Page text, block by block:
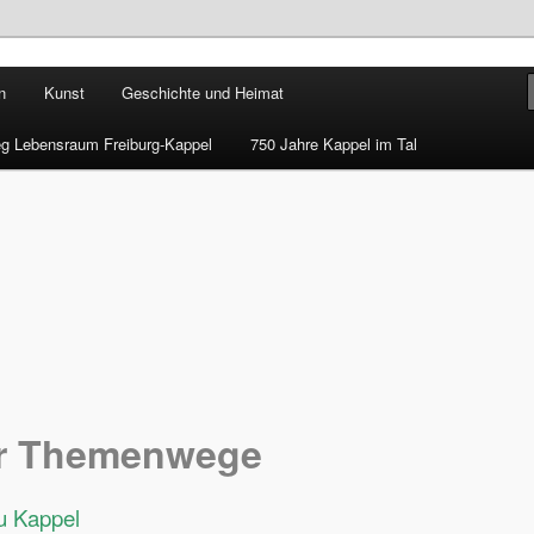
Kunst Geschichte und Heimat
Lebensraum Freiburg-Kappel 750 Jahre Kappel im Tal
Kappel